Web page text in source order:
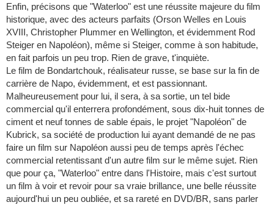
Enfin, précisons que "Waterloo" est une réussite majeure du film
historique, avec des acteurs parfaits (Orson Welles en Louis
XVIII, Christopher Plummer en Wellington, et évidemment Rod
Steiger en Napoléon), même si Steiger, comme à son habitude,
en fait parfois un peu trop. Rien de grave, t'inquiète.
Le film de Bondartchouk, réalisateur russe, se base sur la fin de
carrière de Napo, évidemment, et est passionnant.
Malheureusement pour lui, il sera, à sa sortie, un tel bide
commercial qu'il enterrera profondément, sous dix-huit tonnes de
ciment et neuf tonnes de sable épais, le projet "Napoléon" de
Kubrick, sa société de production lui ayant demandé de ne pas
faire un film sur Napoléon aussi peu de temps après l'échec
commercial retentissant d'un autre film sur le même sujet. Rien
que pour ça, "Waterloo" entre dans l'Histoire, mais c'est surtout
un film à voir et revoir pour sa vraie brillance, une belle réussite
aujourd'hui un peu oubliée, et sa rareté en DVD/BR, sans parler